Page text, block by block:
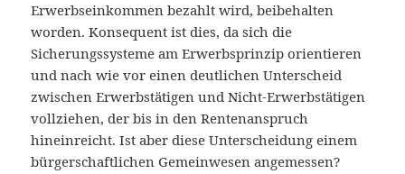
Erwerbseinkommen bezahlt wird, beibehalten
worden. Konsequent ist dies, da sich die
Sicherungssysteme am Erwerbsprinzip orientieren
und nach wie vor einen deutlichen Unterscheid
zwischen Erwerbstätigen und Nicht-Erwerbstätigen
vollziehen, der bis in den Rentenanspruch
hineinreicht. Ist aber diese Unterscheidung einem
bürgerschaftlichen Gemeinwesen angemessen?